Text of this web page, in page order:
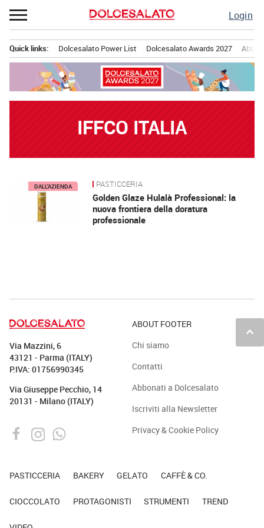
Passa
al
Login
principale
Quick links: Dolcesalato Power List Dolcesalato Awards 2027
IFFCO ITALIA
DALL’AZIENDA PASTICCERIA
Golden Glaze Hulalà Professional: la
nuova frontiera della doratura
professionale
keyboard_arrow_up
Via Mazzini, 6
43121 - Parma (ITALY)
P.IVA: 01756990345
Via Giuseppe Pecchio, 14
20131 - Milano (ITALY)
ABOUT FOOTER
Chi siamo
Contatti
Abbonati a Dolcesalato
Iscriviti alla Newsletter
Privacy & Cookie Policy
PASTICCERIA BAKERY GELATO CAFFÈ & CO.
CIOCCOLATO PROTAGONISTI STRUMENTI TREND